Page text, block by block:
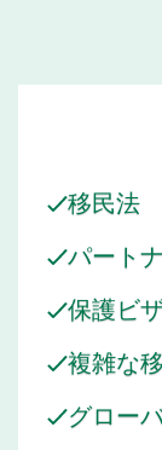
移民法
パート
保護ビ
複雑な
グロー